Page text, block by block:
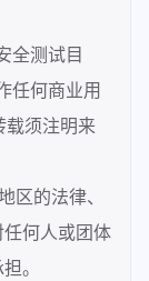
全测试目
任何商业用
载须注明来
区的法律、
何人或团体
。